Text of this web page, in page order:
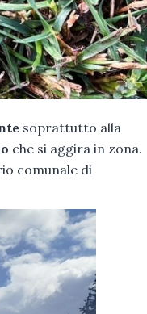
soprattutto alla
che si aggira in zona.
comunale di